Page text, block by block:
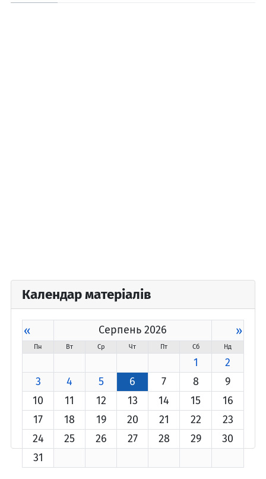
Календар матеріалів
« Серпень 2026 »
Пн Вт Ср Чт Пт Сб Нд
1
2
3
4 5 6 7 8
9
10
11 12 13 14 15
16
17
18 19 20 21 22
23
24
25 26 27 28 29
30
31